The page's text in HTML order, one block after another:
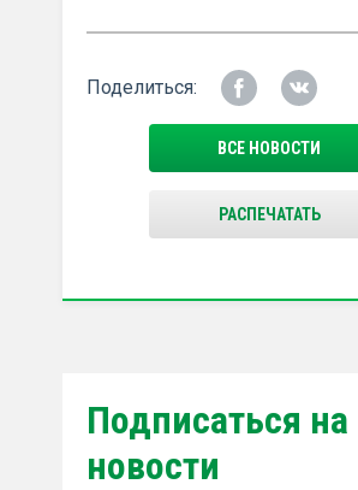
Поделиться:
ВСЕ НОВОСТИ
РАСПЕЧАТАТЬ
Подписаться на
новости